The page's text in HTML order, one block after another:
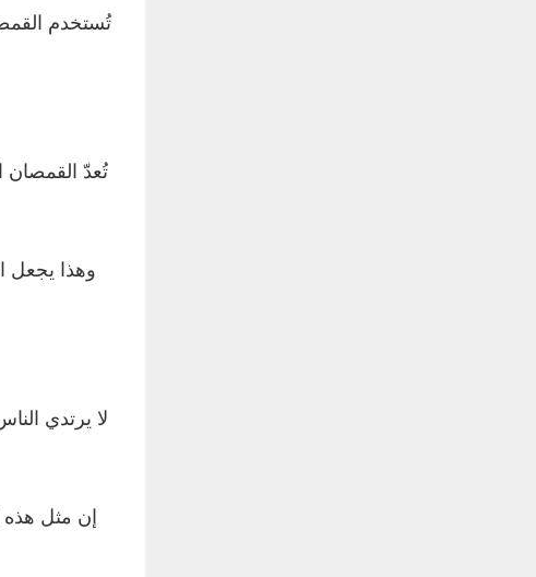
تُستخدم
تُعدّ القمصان
وهذا يجعل
لا يرتدي
إن مثل هذه